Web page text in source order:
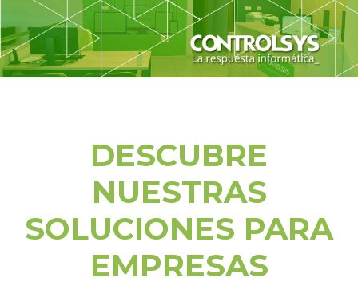
DESCUBRE
NUESTRAS
SOLUCIONES PARA
EMPRESAS